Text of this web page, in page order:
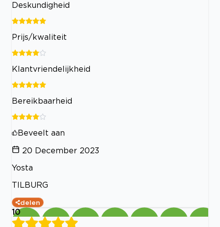
Deskundigheid
Prijs/kwaliteit
Klantvriendelijkheid
Bereikbaarheid
Beveelt aan
20 December 2023
Yosta
TILBURG
delen
10